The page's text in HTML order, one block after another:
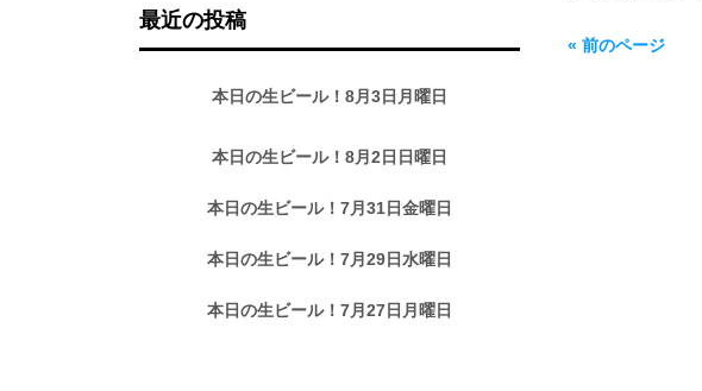
« 前のページ
最近の投稿
本日の生ビール！8月3日月曜日
本日の生ビール！8月2日日曜日
本日の生ビール！7月31日金曜日
本日の生ビール！7月29日水曜日
本日の生ビール！7月27日月曜日